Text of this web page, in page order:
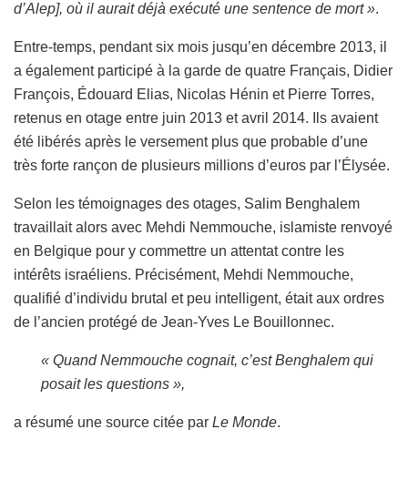
d’Alep], où il aurait déjà exécuté une sentence de mort ».
Entre-temps, pendant six mois jusqu’en décembre 2013, il
a également participé à la garde de quatre Français, Didier
François, Édouard Elias, Nicolas Hénin et Pierre Torres,
retenus en otage entre juin 2013 et avril 2014. Ils avaient
été libérés après le versement plus que probable d’une
très forte rançon de plusieurs millions d’euros par l’Élysée.
Selon les témoignages des otages, Salim Benghalem
travaillait alors avec Mehdi Nemmouche, islamiste renvoyé
en Belgique pour y commettre un attentat contre les
intérêts israéliens. Précisément, Mehdi Nemmouche,
qualifié d’individu brutal et peu intelligent, était aux ordres
de l’ancien protégé de Jean-Yves Le Bouillonnec.
« Quand Nemmouche cognait, c’est Benghalem qui
posait les questions »,
a résumé une source citée par Le Monde.